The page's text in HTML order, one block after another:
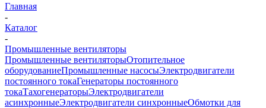
Главная
-
Каталог
-
Промышленные вентиляторы
Промышленные вентиляторыОтопительное
оборудованиеПромышленные насосыЭлектродвигатели
постоянного токаГенераторы постоянного
токаТахогенераторыЭлектродвигатели
асинхронныеЭлектродвигатели синхронныеОбмотки для